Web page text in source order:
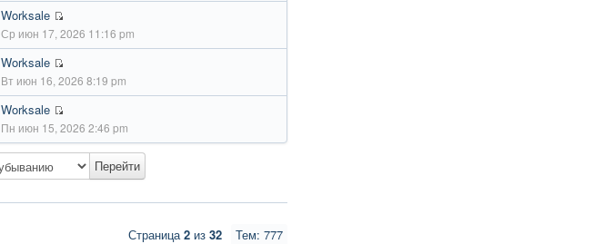
Worksale
Ср июн 17, 2026 11:16 pm
Worksale
Вт июн 16, 2026 8:19 pm
Worksale
Пн июн 15, 2026 2:46 pm
Тем: 777
Страница2 из 32